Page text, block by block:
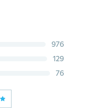
976
129
76